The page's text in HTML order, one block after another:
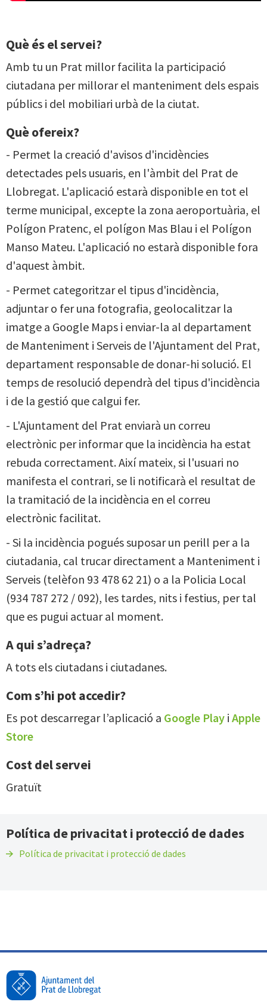
Què és el servei?
Amb tu un Prat millor facilita la participació
ciutadana per millorar el manteniment dels espais
públics i del mobiliari urbà de la ciutat.
Què ofereix?
- Permet la creació d'avisos d'incidències
detectades pels usuaris, en l'àmbit del Prat de
Llobregat. L'aplicació estarà disponible en tot el
terme municipal, excepte la zona aeroportuària, el
Polígon Pratenc, el polígon Mas Blau i el Polígon
Manso Mateu. L'aplicació no estarà disponible fora
d'aquest àmbit.
- Permet categoritzar el tipus d'incidència,
adjuntar o fer una fotografia, geolocalitzar la
imatge a Google Maps i enviar-la al departament
de Manteniment i Serveis de l'Ajuntament del Prat,
departament responsable de donar-hi solució. El
temps de resolució dependrà del tipus d'incidència
i de la gestió que calgui fer.
- L'Ajuntament del Prat enviarà un correu
electrònic per informar que la incidència ha estat
rebuda correctament. Així mateix, si l'usuari no
manifesta el contrari, se li notificarà el resultat de
la tramitació de la incidència en el correu
electrònic facilitat.
- Si la incidència pogués suposar un perill per a la
ciutadania, cal trucar directament a Manteniment i
Serveis (telèfon 93 478 62 21) o a la Policia Local
(934 787 272 / 092), les tardes, nits i festius, per tal
que es pugui actuar al moment.
A qui s’adreça?
A tots els ciutadans i ciutadanes.
Com s’hi pot accedir?
Es pot descarregar l’aplicació a Google Play i Apple
Store
Cost del servei
Gratuït
Política de privacitat i protecció de dades
Política de privacitat i protecció de dades